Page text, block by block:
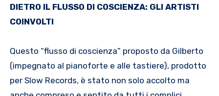
DIETRO IL FLUSSO DI COSCIENZA: GLI ARTISTI
COINVOLTI
Questo “flusso di coscienza” proposto da Gilberto
(impegnato al pianoforte e alle tastiere), prodotto
per Slow Records, è stato non solo accolto ma